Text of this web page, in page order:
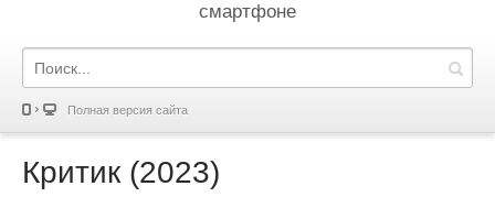
смартфоне
Полная версия сайта
Критик (2023)